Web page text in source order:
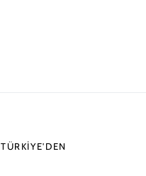
TÜRKIYE'DEN